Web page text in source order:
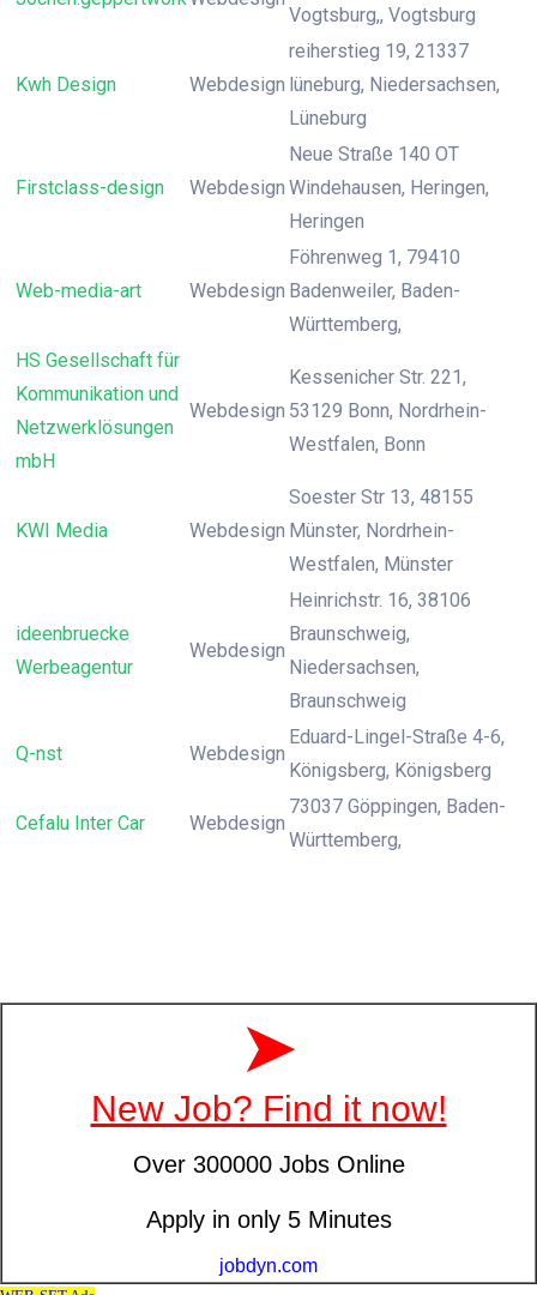
Vogtsburg,, Vogtsburg
Kwh Design Webdesign
reiherstieg 19, 21337
lüneburg, Niedersachsen,
Lüneburg
Firstclass-design Webdesign
Neue Straße 140 OT
Windehausen, Heringen,
Heringen
Web-media-art Webdesign
Föhrenweg 1, 79410
Badenweiler, Baden-
Württemberg,
HS Gesellschaft für
Kommunikation und
Netzwerklösungen
mbH
Webdesign
Kessenicher Str. 221,
53129 Bonn, Nordrhein-
Westfalen, Bonn
KWI Media Webdesign
Soester Str 13, 48155
Münster, Nordrhein-
Westfalen, Münster
ideenbruecke
Werbeagentur
Webdesign
Heinrichstr. 16, 38106
Braunschweig,
Niedersachsen,
Braunschweig
Q-nst Webdesign
Eduard-Lingel-Straße 4-6,
Königsberg, Königsberg
Cefalu Inter Car Webdesign
73037 Göppingen, Baden-
Württemberg,